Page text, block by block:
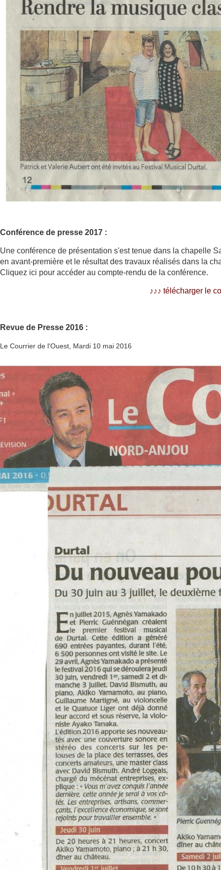
Conférence de presse 2017 :
Une conférence de présentation s'est tenue dans la chapelle
en avant-première et le résultat des travaux réalisés dans la
Cliquez ici pour accéder au compte-rendu de la conférence.
♪♪♪ télécharger le
Revue de Presse 2016 :
Le Courrier de l'Ouest, Mardi 10 mai 2016